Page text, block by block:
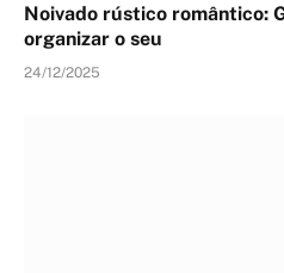
Noivado rústico romântico:
organizar o seu
24/12/2025